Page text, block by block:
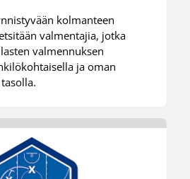
kolmanteen
valmentajia, jotka
valmennuksen
ja oman